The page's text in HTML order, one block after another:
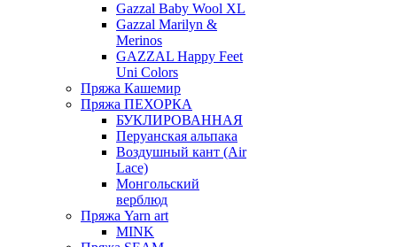
Gazzal Baby Wool XL
Gazzal Marilyn &
Merinos
GAZZAL Happy Feet
Uni Colors
Пряжа Кашемир
Пряжа ПЕХОРКА
БУКЛИРОВАННАЯ
Перуанская альпака
Воздушный кант (Air
Lace)
Монгольский
верблюд
Пряжа Yarn art
MINK